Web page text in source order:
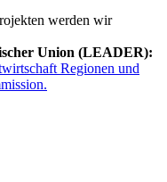
werden wir
Union (LEADER):
Regionen und